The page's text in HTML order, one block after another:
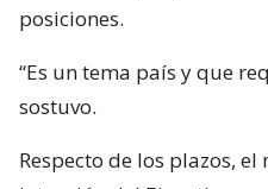
posiciones.
“Es un tema país y que
sostuvo.
Respecto de los plazos,